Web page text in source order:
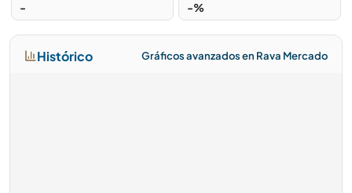
- -%
Histórico Gráficos avanzados en Rava Mercado